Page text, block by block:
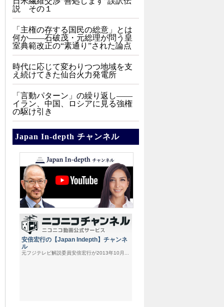
説 その１
「主権の存する国民の総意」とは
何か――石破茂・元総理が問う皇
室典範改正の“素通り”された論点
時代に応じて変わりつつ地域を支
え続けてきた仙台火力発電所
「言動パターン」の繰り返し――
イラン、中国、ロシアに見る強権
の駆け引き
Japan In-depth チャンネル